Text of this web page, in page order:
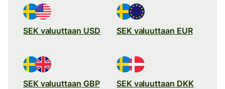
SEK valuuttaan USD SEK valuuttaan EUR
SEK valuuttaan GBP SEK valuuttaan DKK